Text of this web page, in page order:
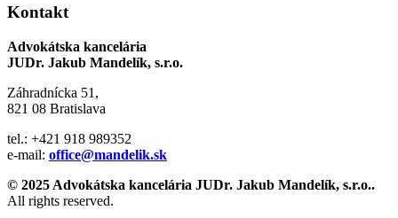
Kontakt
Advokátska kancelária
JUDr. Jakub Mandelík, s.r.o.
Záhradnícka 51,
821 08 Bratislava
tel.: +421 918 989352
e-mail: office@mandelik.sk
© 2025 Advokátska kancelária JUDr. Jakub Mandelík, s.r.o..
All rights reserved.